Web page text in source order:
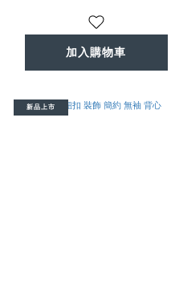
加入購物車
新品上市